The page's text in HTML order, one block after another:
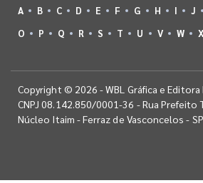
A B C D E F G H I J
O
P Q R S T U V W X
Copyright © 2026 - WBL Gráfica e Editora
CNPJ 08.142.850/0001-36 - Rua Prefeito
Núcleo Itaim - Ferraz de Vasconcelos -